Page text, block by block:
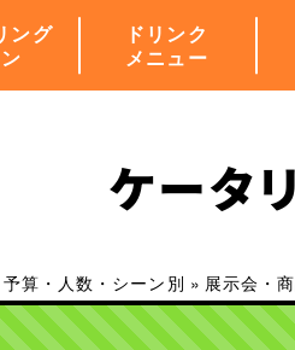
ング
ドリンク
メニュー
ケータ
算・人数・シーン別 » 展示会・